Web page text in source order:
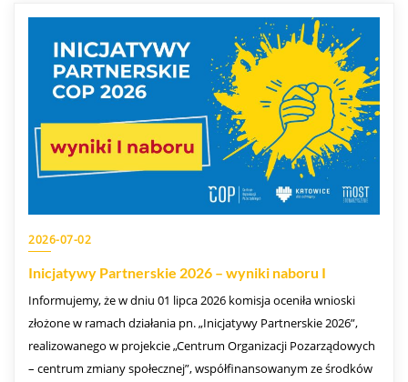
2026-07-02
Inicjatywy Partnerskie 2026 – wyniki naboru I
Informujemy, że w dniu 01 lipca 2026 komisja oceniła wnioski
złożone w ramach działania pn. „Inicjatywy Partnerskie 2026”,
realizowanego w projekcie „Centrum Organizacji Pozarządowych
– centrum zmiany społecznej”, współfinansowanym ze środków